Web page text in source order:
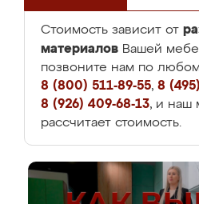
Стоимость зависит от
материалов Вашей
позвоните нам по
8 (800) 511-89-55, 8
8 (926) 409-68-13, и наш
рассчитает стоимость.